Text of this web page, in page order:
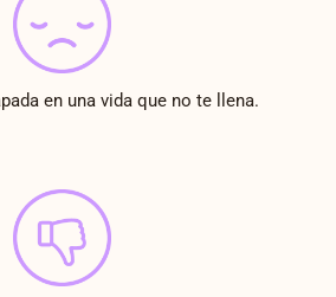
en una vida que no te llena.